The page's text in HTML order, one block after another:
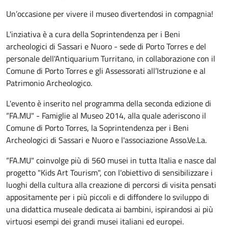
Un’occasione per vivere il museo divertendosi in compagnia!
L'inziativa è a cura della Soprintendenza per i Beni
archeologici di Sassari e Nuoro - sede di Porto Torres e del
personale dell'Antiquarium Turritano, in collaborazione con il
Comune di Porto Torres e gli Assessorati all’Istruzione e al
Patrimonio Archeologico.
L'evento è inserito nel programma della seconda edizione di
“FA.MU" - Famiglie al Museo 2014, alla quale aderiscono il
Comune di Porto Torres, la Soprintendenza per i Beni
Archeologici di Sassari e Nuoro e l'associazione Asso.Ve.La.
“FA.MU" coinvolge più di 560 musei in tutta Italia e nasce dal
progetto "Kids Art Tourism", con l'obiettivo di sensibilizzare i
luoghi della cultura alla creazione di percorsi di visita pensati
appositamente per i più piccoli e di diffondere lo sviluppo di
una didattica museale dedicata ai bambini, ispirandosi ai più
virtuosi esempi dei grandi musei italiani ed europei.